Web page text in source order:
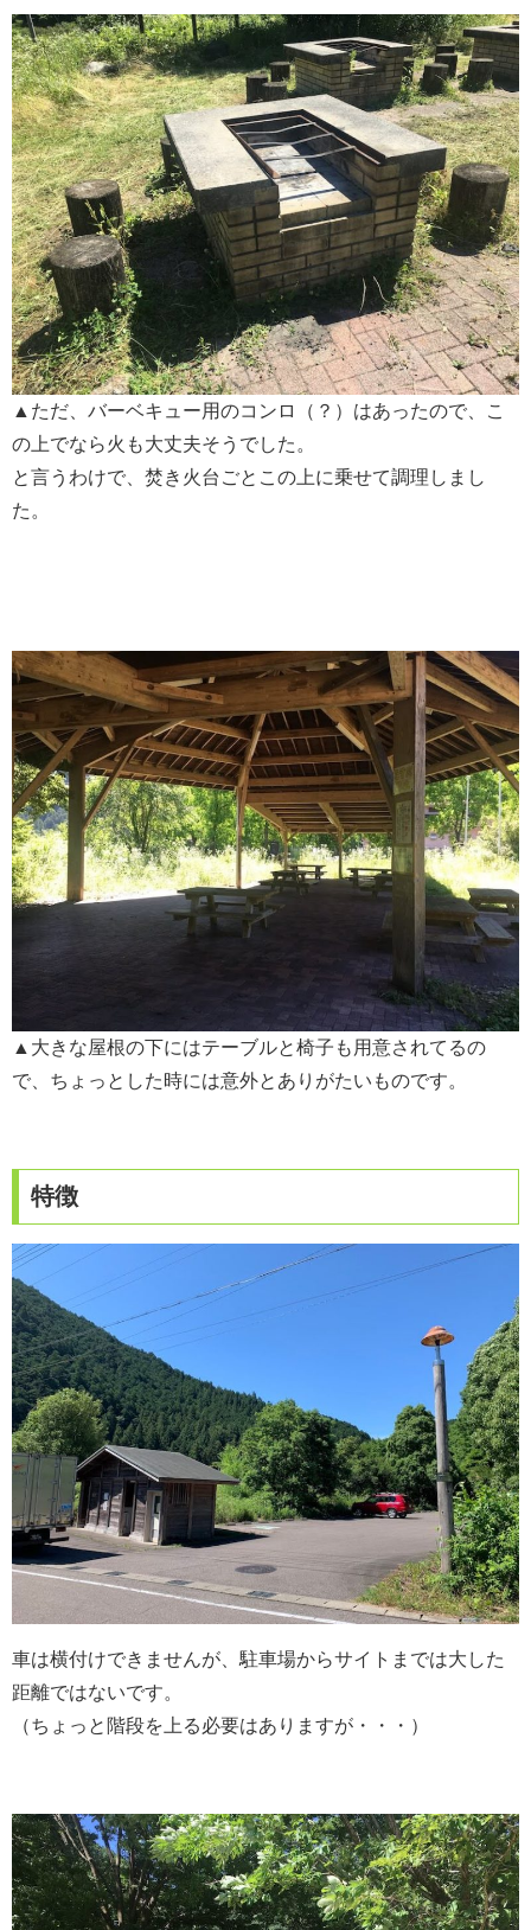
▲ただ、バーベキュー用のコンロ（？）はあったので、こ
の上でなら火も大丈夫そうでした。
と言うわけで、焚き火台ごとこの上に乗せて調理しまし
た。
▲大きな屋根の下にはテーブルと椅子も用意されてるの
で、ちょっとした時には意外とありがたいものです。
特徴
車は横付けできませんが、駐車場からサイトまでは大した
距離ではないです。
（ちょっと階段を上る必要はありますが・・・）